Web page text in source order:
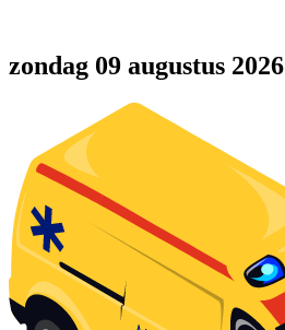
zondag 09 augustus 2026